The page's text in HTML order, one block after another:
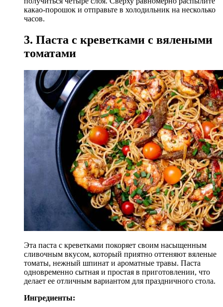
какао-порошок и отправьте в холодильник на несколько
часов.
3. Паста с креветками с вялеными
томатами
Эта паста с креветками покоряет своим насыщенным
сливочным вкусом, который приятно оттеняют вяленые
томаты, нежный шпинат и ароматные травы. Паста
одновременно сытная и простая в приготовлении, что
делает ее отличным вариантом для праздничного стола.
Ингредиенты: